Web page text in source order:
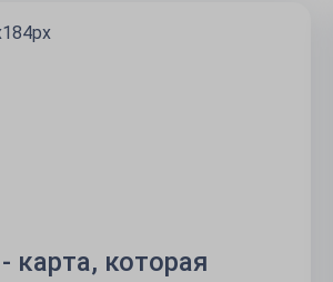
карта, которая